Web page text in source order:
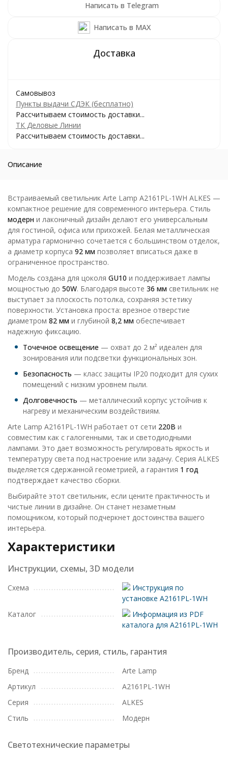
Написать в Telegram
Написать в MAX
Самовывоз
Пункты выдачи СДЭК (бесплатно)
Рассчитываем стоимость доставки...
ТК Деловые Линии
Рассчитываем стоимость доставки...
Описание
Встраиваемый светильник Arte Lamp A2161PL-1WH ALKES —
компактное решение для современного интерьера. Стиль
модерн и лаконичный дизайн делают его универсальным
для гостиной, офиса или прихожей. Белая металлическая
арматура гармонично сочетается с большинством отделок,
а диаметр корпуса 92 мм позволяет вписаться даже в
ограниченное пространство.
Модель создана для цоколя GU10 и поддерживает лампы
мощностью до 50W. Благодаря высоте 36 мм светильник не
выступает за плоскость потолка, сохраняя эстетику
поверхности. Установка проста: врезное отверстие
диаметром 82 мм и глубиной 8,2 мм обеспечивает
надежную фиксацию.
Точечное освещение — охват до 2 м² идеален для
зонирования или подсветки функциональных зон.
Безопасность — класс защиты IP20 подходит для сухих
помещений с низким уровнем пыли.
Долговечность — металлический корпус устойчив к
нагреву и механическим воздействиям.
Arte Lamp A2161PL-1WH работает от сети 220В и
совместим как с галогенными, так и светодиодными
лампами. Это дает возможность регулировать яркость и
температуру света под настроение или задачу. Серия ALKES
выделяется сдержанной геометрией, а гарантия 1 год
подтверждает качество сборки.
Выбирайте этот светильник, если цените практичность и
чистые линии в дизайне. Он станет незаметным
помощником, который подчеркнет достоинства вашего
интерьера.
Характеристики
Инструкции, схемы, 3D модели
Схема
Инструкция по
установке A2161PL-1WH
Каталог
Информация из PDF
каталога для A2161PL-1WH
Производитель, серия, стиль, гарантия
Бренд
Arte Lamp
Артикул
A2161PL-1WH
Серия
ALKES
Стиль
Модерн
Светотехнические параметры